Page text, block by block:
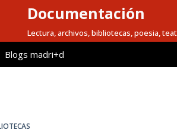
Documentación
Lectura, archivos, bibliotecas, poesia,
Blogs madri+d